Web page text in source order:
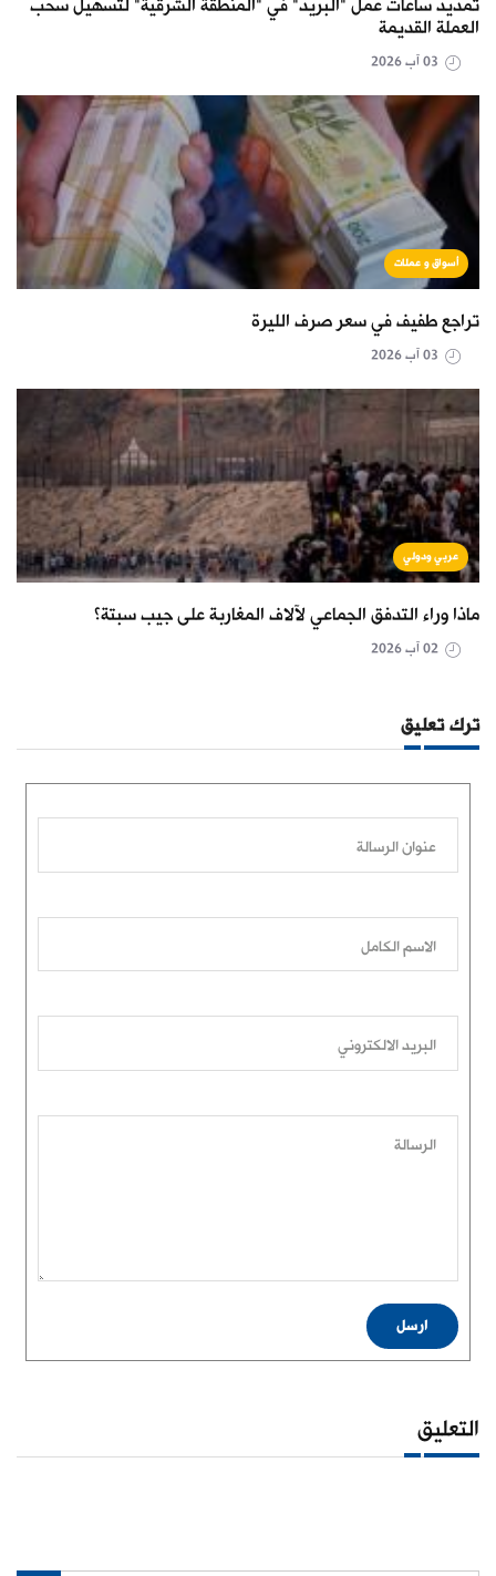
العملة القديمة
أسواق و عملات
تراجع طفيف في سعر صرف الليرة
عربي ودولي
ماذا وراء التدفق الجماعي لآلاف المغاربة على جيب سبتة؟
ترك تعليق
عنوان الرسالة
الاسم الكامل
البريد الالكتروني
الرسالة
ارسل
التعليق